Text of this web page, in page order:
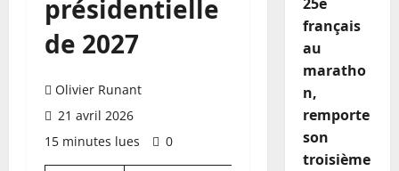
présidentielle
de 2027
Olivier Runant
21 avril 2026
15 minutes lues
0
français
au
maratho
n,
remporte
son
troisième